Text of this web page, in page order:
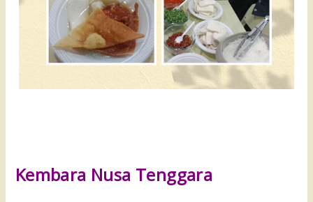
Kembara Nusa Tenggara